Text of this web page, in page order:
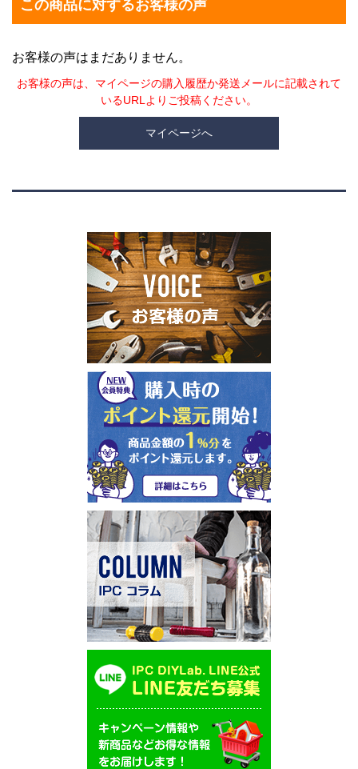
この商品に対するお客様の声
お客様の声はまだありません。
お客様の声は、マイページの購入履歴か発送メールに記載されて
いるURLよりご投稿ください。
マイページへ